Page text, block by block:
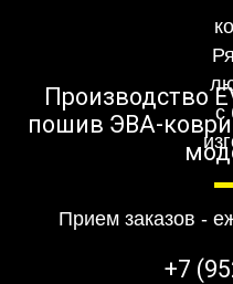
Производство
пошив ЭВА-
Прием заказов -
+7